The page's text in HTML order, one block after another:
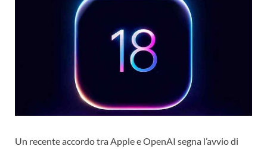
Un recente accordo tra Apple e OpenAI segna l’avvio di